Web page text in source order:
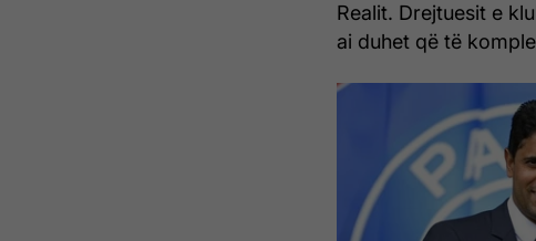
Realit. Drejtuesit e
ai duhet që të